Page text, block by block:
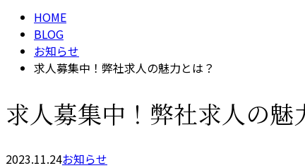
HOME
BLOG
お知らせ
求人募集中！弊社求人の魅力とは？
求人募集中！弊社求人の魅
2023.11.24お知らせ